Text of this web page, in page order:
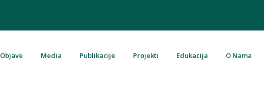
Objave Media Publikacije Projekti Edukacija O Nama